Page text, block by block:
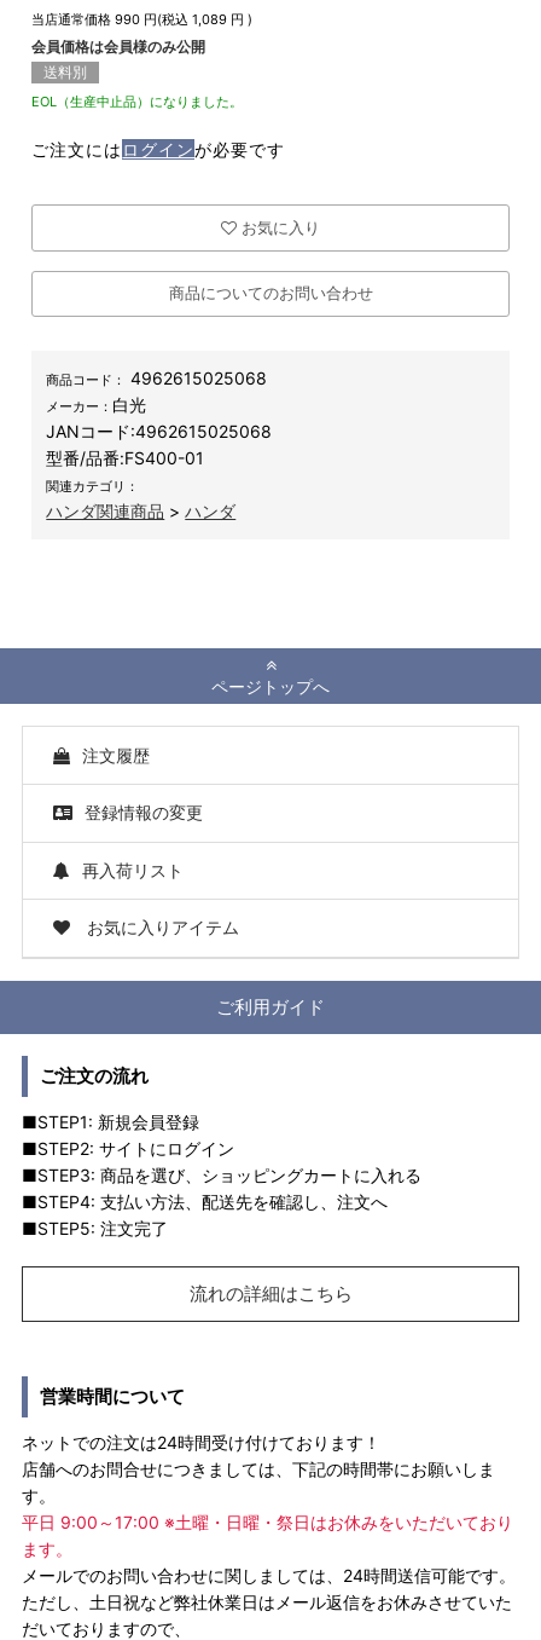
当店通常価格 990 円(税込1,089 円 )
会員価格は会員様のみ公開
送料別
EOL（生産中止品）になりました。
ご注文には ログインが必要です
お気に入り
商品についてのお問い合わせ
商品コード： 4962615025068
メーカー： 白光
JANコード:4962615025068
型番/品番:FS400-01
関連カテゴリ：
ハンダ関連商品 >ハンダ
ページトップへ
注文履歴
登録情報の変更
再入荷リスト
お気に入りアイテム
ご利用ガイド
ご注文の流れ
■STEP1: 新規会員登録
■STEP2: サイトにログイン
■STEP3: 商品を選び、ショッピングカートに入れる
■STEP4: 支払い方法、配送先を確認し、注文へ
■STEP5: 注文完了
流れの詳細はこちら
営業時間について
ネットでの注文は24時間受け付けております！
店舗へのお問合せにつきましては、下記の時間帯にお願いしま
す。
平日 9:00～17:00 ※土曜・日曜・祭日はお休みをいただいており
ます。
メールでのお問い合わせに関しましては、24時間送信可能です。
ただし、土日祝など弊社休業日はメール返信をお休みさせていた
だいておりますので、